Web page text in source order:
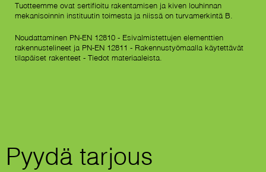
Tuotteemme ovat sertifioitu rakentamisen ja kiven louhinnan
mekanisoinnin instituutin toimesta ja niissä on turvamerkintä B.
Noudattaminen PN-EN 12810 - Esivalmistettujen elementtien
rakennustelineet ja PN-EN 12811 - Rakennustyömaalla käytettävät
tilapäiset rakenteet - Tiedot materiaaleista.
Pyydä tarjous